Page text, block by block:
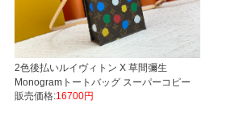
2色後払いルイヴィトン X 草間彌生
Monogramトートバッグ スーパーコピー
M69442 M81867 x YK Petit Sac PlatLV
販売価格:16700円